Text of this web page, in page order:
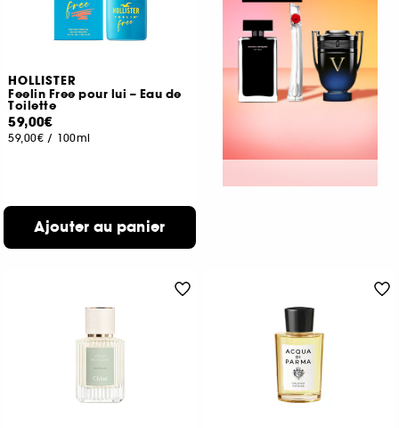
HOLLISTER
Feelin Free pour lui – Eau de
Toilette
59,00€
59,00€ / 100ml
Ajouter au panier